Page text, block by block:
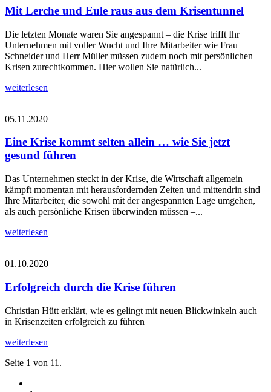
Mit Lerche und Eule raus aus dem Krisentunnel
Die letzten Monate waren Sie angespannt – die Krise trifft Ihr
Unternehmen mit voller Wucht und Ihre Mitarbeiter wie Frau
Schneider und Herr Müller müssen zudem noch mit persönlichen
Krisen zurechtkommen. Hier wollen Sie natürlich...
weiterlesen
05.11.2020
Eine Krise kommt selten allein … wie Sie jetzt
gesund führen
Das Unternehmen steckt in der Krise, die Wirtschaft allgemein
kämpft momentan mit herausfordernden Zeiten und mittendrin sind
Ihre Mitarbeiter, die sowohl mit der angespannten Lage umgehen,
als auch persönliche Krisen überwinden müssen –...
weiterlesen
01.10.2020
Erfolgreich durch die Krise führen
Christian Hütt erklärt, wie es gelingt mit neuen Blickwinkeln auch
in Krisenzeiten erfolgreich zu führen
weiterlesen
Seite 1 von 11.